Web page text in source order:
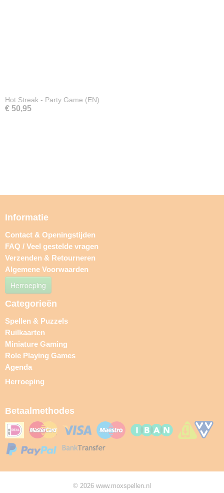
Hot Streak - Party Game (EN)
€ 50,95
Informatie
Contact & Openingstijden
FAQ / Veel gestelde vragen
Verzenden & Retourneren
Algemene Voorwaarden
Herroeping
Categorieën
Spellen & Puzzels
Ruilkaarten
Miniature Gaming
Role Playing Games
Agenda
Herroeping
Betaalmethodes
© 2026 www.moxspellen.nl